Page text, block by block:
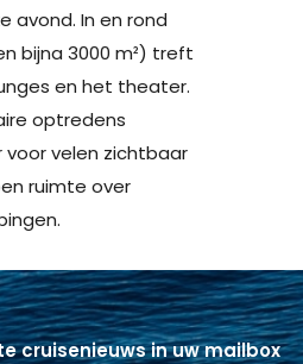
avond. In en rond
bijna 3000 m²) treft
en het theater.
optredens
voor velen zichtbaar
ruimte over
cruisenieuws in uw mailbox